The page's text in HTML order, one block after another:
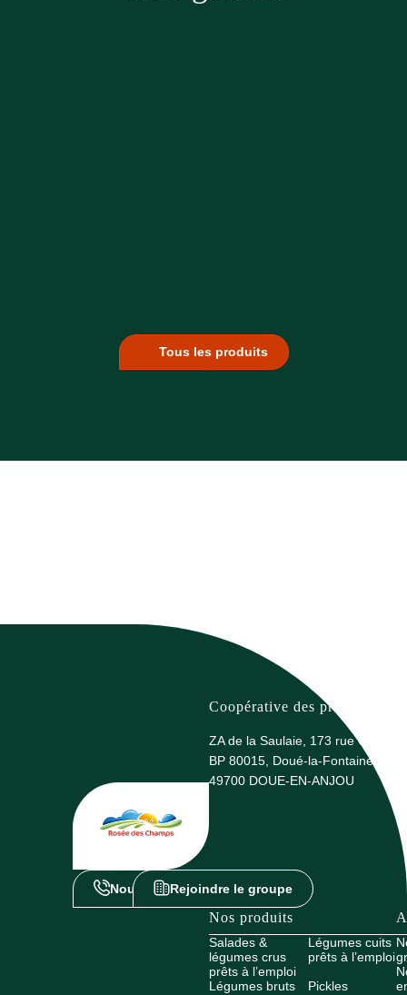
Tous les produits
Nous contacterRejoindre le groupe
Coopérative des producteurs
ZA de la Saulaie, 173 rue G. Eiffel
BP 80015, Doué-la-Fontaine
49700 DOUE-EN-ANJOU
Nos produits
Salades &
légumes crus
prêts à l’emploi
Légumes cuits
prêts à l’emploi
Légumes bruts
Pickles